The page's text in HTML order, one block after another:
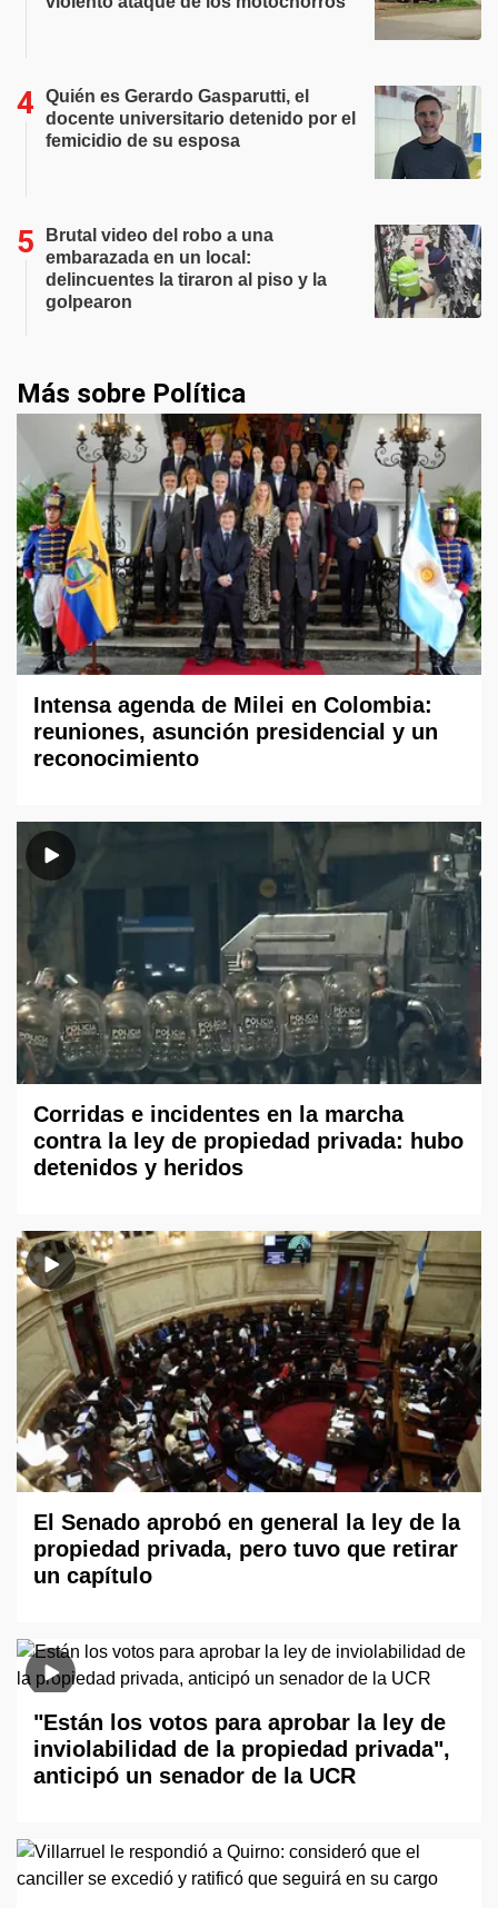
Quién es Gerardo Gasparutti, el
docente universitario detenido por el
femicidio de su esposa
Brutal video del robo a una
embarazada en un local:
delincuentes la tiraron al piso y la
golpearon
Más sobre Política
Intensa agenda de Milei en Colombia:
reuniones, asunción presidencial y un
reconocimiento
Corridas e incidentes en la marcha
contra la ley de propiedad privada: hubo
detenidos y heridos
El Senado aprobó en general la ley de la
propiedad privada, pero tuvo que retirar
un capítulo
"Están los votos para aprobar la ley de
inviolabilidad de la propiedad privada",
anticipó un senador de la UCR